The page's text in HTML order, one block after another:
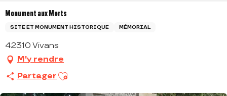
Monument aux Morts
SITE ET MONUMENT HISTORIQUE MÉMORIAL
42310 Vivans
M'y rendre
Partager Ajouter aux favoris